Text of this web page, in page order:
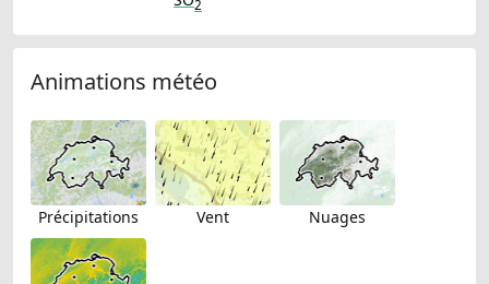
2
Animations météo
Précipitations Vent Nuages